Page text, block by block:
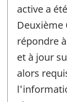
active a
répondre
et à jour
alors